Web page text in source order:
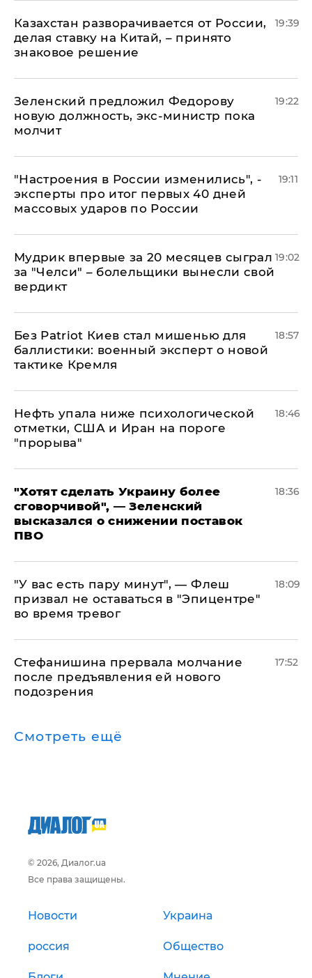
Казахстан разворачивается от России,
делая ставку на Китай, – принято
знаковое решение
19:39
Зеленский предложил Федорову
новую должность, экс-министр пока
молчит
19:22
"Настроения в России изменились", -
эксперты про итог первых 40 дней
массовых ударов по России
19:11
Мудрик впервые за 20 месяцев сыграл
за "Челси" – болельщики вынесли свой
вердикт
19:02
​Без Patriot Киев стал мишенью для
баллистики: военный эксперт о новой
тактике Кремля
18:57
Нефть упала ниже психологической
отметки, США и Иран на пороге
"прорыва"
18:46
​"Хотят сделать Украину более
сговорчивой", — Зеленский
высказался о снижении поставок
ПВО
18:36
​"У вас есть пару минут", — Флеш
призвал не оставаться в "Эпицентре"
во время тревог
18:09
Стефанишина прервала молчание
после предъявления ей нового
подозрения
17:52
Смотреть ещё
© 2026, Диалог.ua
Все права защищены.
Новости Украина
россия Общество